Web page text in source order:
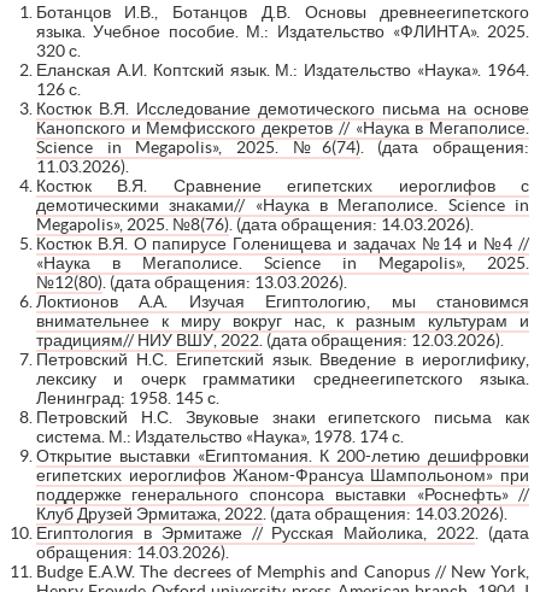
Ботанцов И.В., Ботанцов Д.В. Основы древнеегипетского
языка. Учебное пособие. М.: Издательство «ФЛИНТА». 2025.
320 с.
Еланская А.И. Коптский язык. М.: Издательство «Наука». 1964.
126 с.
Костюк В.Я. Исследование демотического письма на основе
Канопского и Мемфисского декретов // «Наука в Мегаполисе.
Science in Megapolis», 2025. №6(74). (дата обращения:
11.03.2026).
Костюк В.Я. Сравнение египетских иероглифов с
демотическими знаками// «Наука в Мегаполисе. Science in
Megapolis», 2025. №8(76). (дата обращения: 14.03.2026).
Костюк В.Я. О папирусе Голенищева и задачах №14 и №4 //
«Наука в Мегаполисе. Science in Megapolis», 2025.
№12(80). (дата обращения: 13.03.2026).
Локтионов А.А. Изучая Египтологию, мы становимся
внимательнее к миру вокруг нас, к разным культурам и
традициям// НИУ ВШУ, 2022. (дата обращения: 12.03.2026).
Петровский Н.С. Египетский язык. Введение в иероглифику,
лексику и очерк грамматики среднеегипетского языка.
Ленинград: 1958. 145 с.
Петровский Н.С. Звуковые знаки египетского письма как
система. М.: Издательство «Наука», 1978. 174 с.
Открытие выставки «Египтомания. К 200-летию дешифровки
египетских иероглифов Жаном-Франсуа Шампольоном» при
поддержке генерального спонсора выставки «Роснефть» //
Клуб Друзей Эрмитажа, 2022. (дата обращения: 14.03.2026).
Египтология в Эрмитаже // Русская Майолика, 2022 . (дата
обращения: 14.03.2026).
Budge E.A.W. The decrees of Memphis and Canopus // New York,